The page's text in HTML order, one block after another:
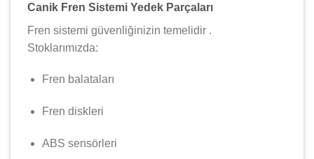
Canik Fren Sistemi Yedek Parçaları
Fren sistemi güvenliğinizin temelidir .
Stoklarımızda:
Fren balataları
Fren diskleri
ABS sensörleri